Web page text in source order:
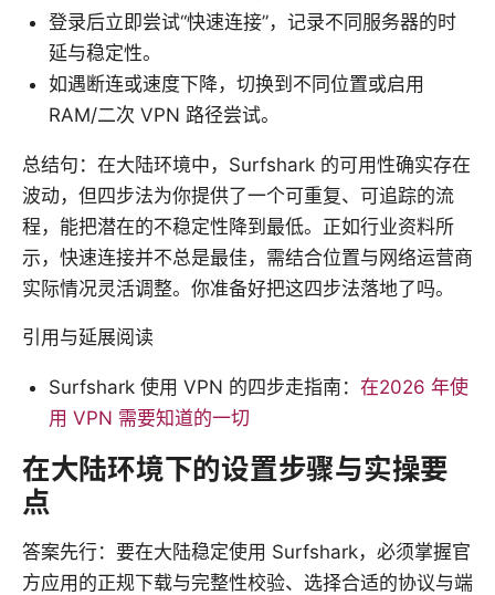
登录后立即尝试“快速连接”，记录不同服务器的时
延与稳定性。
如遇断连或速度下降，切换到不同位置或启用
RAM/二次 VPN 路径尝试。
总结句：在大陆环境中，Surfshark 的可用性确实存在
波动，但四步法为你提供了一个可重复、可追踪的流
程，能把潜在的不稳定性降到最低。正如行业资料所
示，快速连接并不总是最佳，需结合位置与网络运营商
实际情况灵活调整。你准备好把这四步法落地了吗。
引用与延展阅读
Surfshark 使用 VPN 的四步走指南： 在2026 年使
用 VPN 需要知道的一切
在大陆环境下的设置步骤与实操要
点
答案先行：要在大陆稳定使用 Surfshark，必须掌握官
方应用的正规下载与完整性校验、选择合适的协议与端